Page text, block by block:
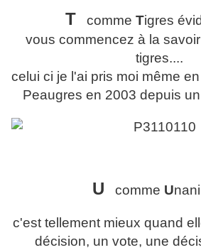
T comme Tigres
vous commencez à la
tigres....
celui ci je l'ai pris moi même
Peaugres en 2003 depuis
U comme U
c'est tellement mieux quand
décision, un vote, une